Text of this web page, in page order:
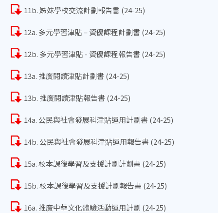
11b. 姊妹學校交流計劃報告書 (24-25)
12a. 多元學習津貼 – 資優課程計劃書 (24-25)
12b. 多元學習津貼 - 資優課程報告書 (24-25)
13a. 推廣閱讀津貼計劃書 (24-25)
13b. 推廣閱讀津貼報告書 (24-25)
14a. 公民與社會發展科津貼運用計劃書 (24-25)
14b. 公民與社會發展科津貼運用報告書 (24-25)
15a. 校本課後學習及支援計劃計劃書 (24-25)
15b. 校本課後學習及支援計劃報告書 (24-25)
16a. 推廣中華文化體驗活動運用計劃 (24-25)